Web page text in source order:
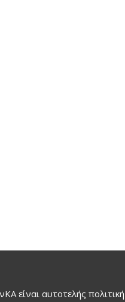
είναι αυτοτελής πολιτική